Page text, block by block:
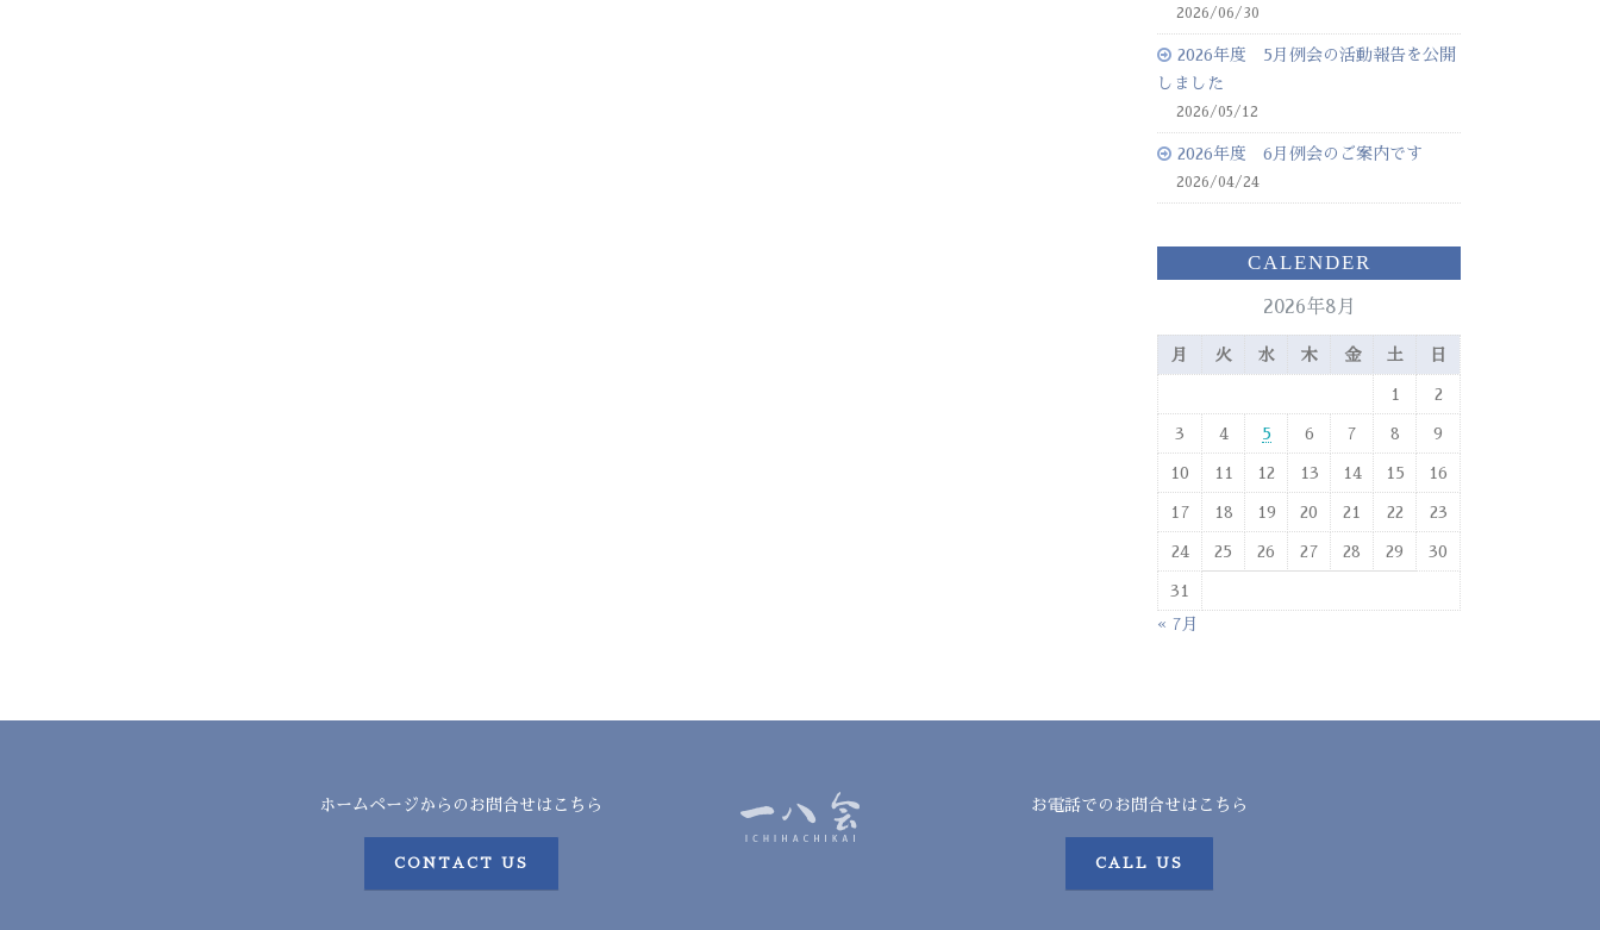
2026/06/30
2026年度 5月例会の活動報告を公開
しました
2026/05/12
2026年度 6月例会のご案内です
2026/04/24
CALENDER
2026年8月
月 火 水 木 金 土 日
1 2
3 4 5 6 7 8 9
10 11 12 13 14 15 16
17 18 19 20 21 22 23
24 25 26 27 28 29 30
31
« 7月
ホームページからのお問合せはこちら
CONTACT US
お電話でのお問合せはこちら
CALL US